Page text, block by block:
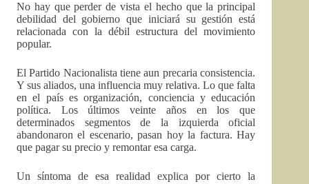
No hay que perder de vista el hecho que la principal
debilidad del gobierno que iniciará su gestión está
relacionada con la débil estructura del movimiento
popular.
El Partido Nacionalista tiene aun precaria consistencia.
Y sus aliados, una influencia muy relativa. Lo que falta
en el país es organización, conciencia y educación
política. Los últimos veinte años en los que
determinados segmentos de la izquierda oficial
abandonaron el escenario, pasan hoy la factura. Hay
que pagar su precio y remontar esa carga.
Un síntoma de esa realidad explica por cierto la